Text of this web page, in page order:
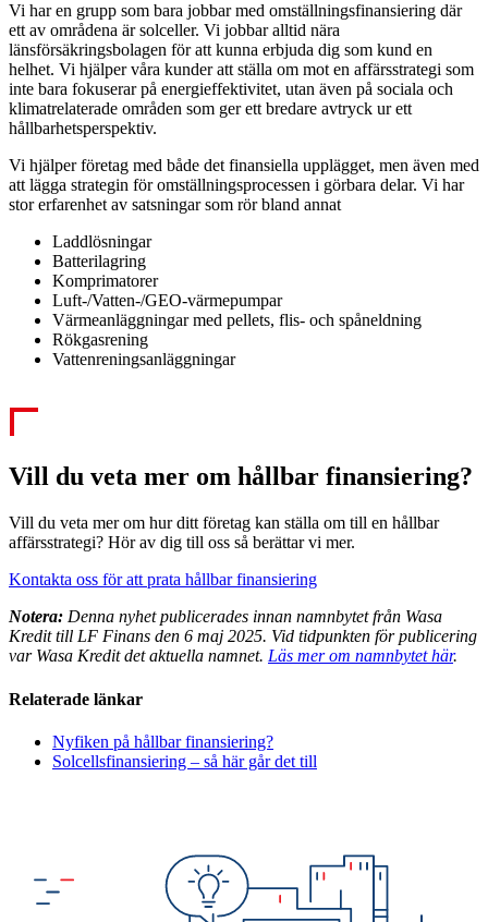
Vi har en grupp som bara jobbar med omställningsfinansiering där
ett av områdena är solceller. Vi jobbar alltid nära
länsförsäkringsbolagen för att kunna erbjuda dig som kund en
helhet. Vi hjälper våra kunder att ställa om mot en affärsstrategi som
inte bara fokuserar på energieffektivitet, utan även på sociala och
klimatrelaterade områden som ger ett bredare avtryck ur ett
hållbarhetsperspektiv.
Vi hjälper företag med både det finansiella upplägget, men även med
att lägga strategin för omställningsprocessen i görbara delar. Vi har
stor erfarenhet av satsningar som rör bland annat
Laddlösningar
Batterilagring
Komprimatorer
Luft-/Vatten-/GEO-värmepumpar
Värmeanläggningar med pellets, flis- och spåneldning
Rökgasrening
Vattenreningsanläggningar
Vill du veta mer om hållbar finansiering?
Vill du veta mer om hur ditt företag kan ställa om till en hållbar
affärsstrategi? Hör av dig till oss så berättar vi mer.
Kontakta oss för att prata hållbar finansiering
Notera: Denna nyhet publicerades innan namnbytet från Wasa
Kredit till LF Finans den 6 maj 2025. Vid tidpunkten för publicering
var Wasa Kredit det aktuella namnet. Läs mer om namnbytet här.
Relaterade länkar
Nyfiken på hållbar finansiering?
Solcellsfinansiering – så här går det till